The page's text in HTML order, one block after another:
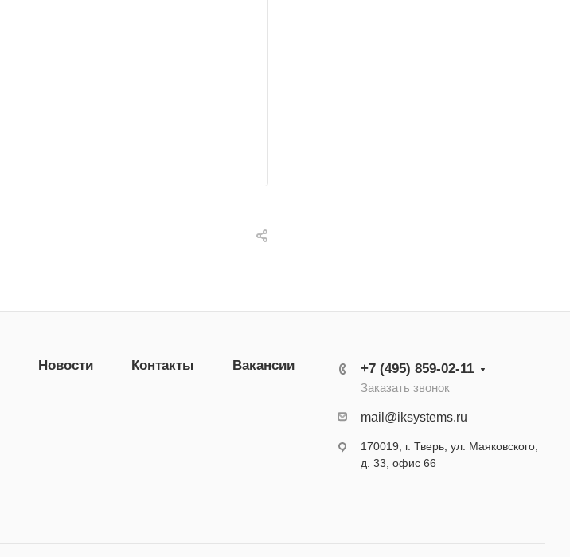
Новости Контакты Вакансии +7 (495) 859-02-11
Заказать звонок
mail@iksystems.ru
170019, г. Тверь, ул. Маяковского,
д. 33, офис 66